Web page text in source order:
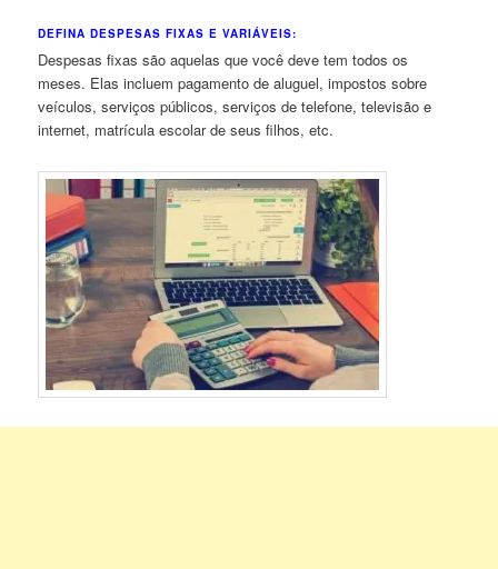
DEFINA DESPESAS FIXAS E VARIÁVEIS:
Despesas fixas são aquelas que você deve tem todos os
meses. Elas incluem pagamento de aluguel, impostos sobre
veículos, serviços públicos, serviços de telefone, televisão e
internet, matrícula escolar de seus filhos, etc.